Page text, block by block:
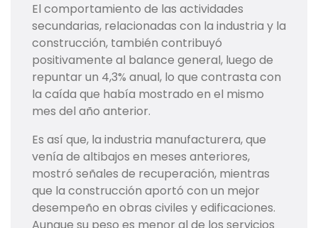
El comportamiento de las actividades
secundarias, relacionadas con la industria y la
construcción, también contribuyó
positivamente al balance general, luego de
repuntar un 4,3% anual, lo que contrasta con
la caída que había mostrado en el mismo
mes del año anterior.
Es así que, la industria manufacturera, que
venía de altibajos en meses anteriores,
mostró señales de recuperación, mientras
que la construcción aportó con un mejor
desempeño en obras civiles y edificaciones.